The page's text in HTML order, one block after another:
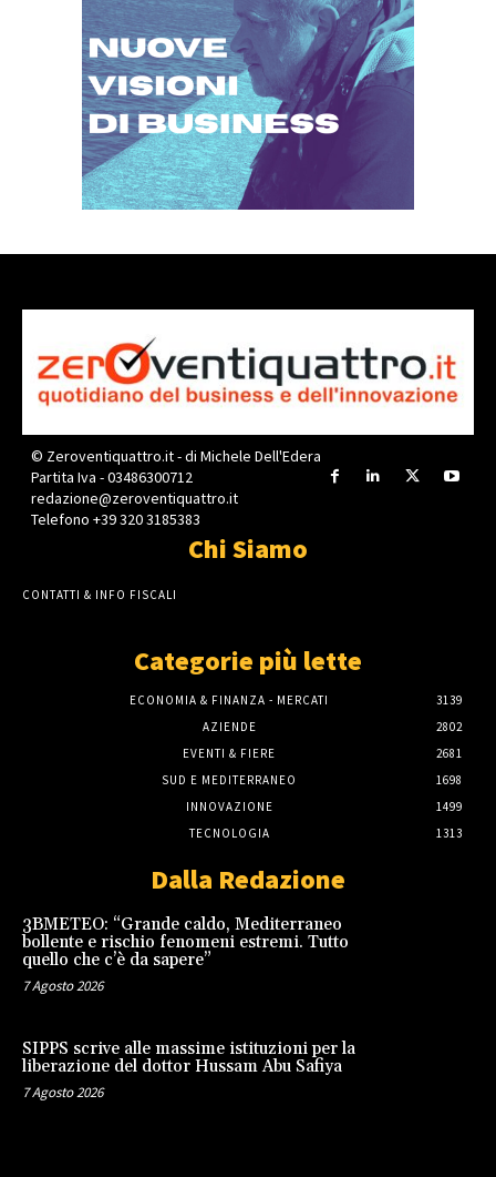
© Zeroventiquattro.it - di Michele Dell'Edera
Partita Iva - 03486300712
redazione@zeroventiquattro.it
Telefono +39 320 3185383
Chi Siamo
CONTATTI & INFO FISCALI
Categorie più lette
ECONOMIA & FINANZA - MERCATI
3139
AZIENDE
2802
EVENTI & FIERE
2681
SUD E MEDITERRANEO
1698
INNOVAZIONE
1499
TECNOLOGIA
1313
Dalla Redazione
3BMETEO: “Grande caldo, Mediterraneo
bollente e rischio fenomeni estremi. Tutto
quello che c’è da sapere”
7 Agosto 2026
SIPPS scrive alle massime istituzioni per la
liberazione del dottor Hussam Abu Safiya
7 Agosto 2026